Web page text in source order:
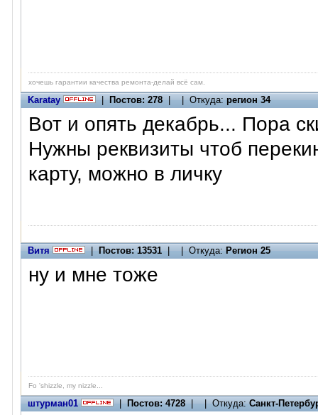
хочешь гарантии качества ремонта-делай всё сам.
Karatay |Постов: 278| | Откуда:регион 34
Вот и опять декабрь... Пора
Нужны реквизиты чтоб
карту, можно в личку
Витя |Постов: 13531| | Откуда:Регион 25
ну и мне тоже
Fo 'shizzle, my nizzle...
штурман01 |Постов: 4728| | Откуда:Санкт-